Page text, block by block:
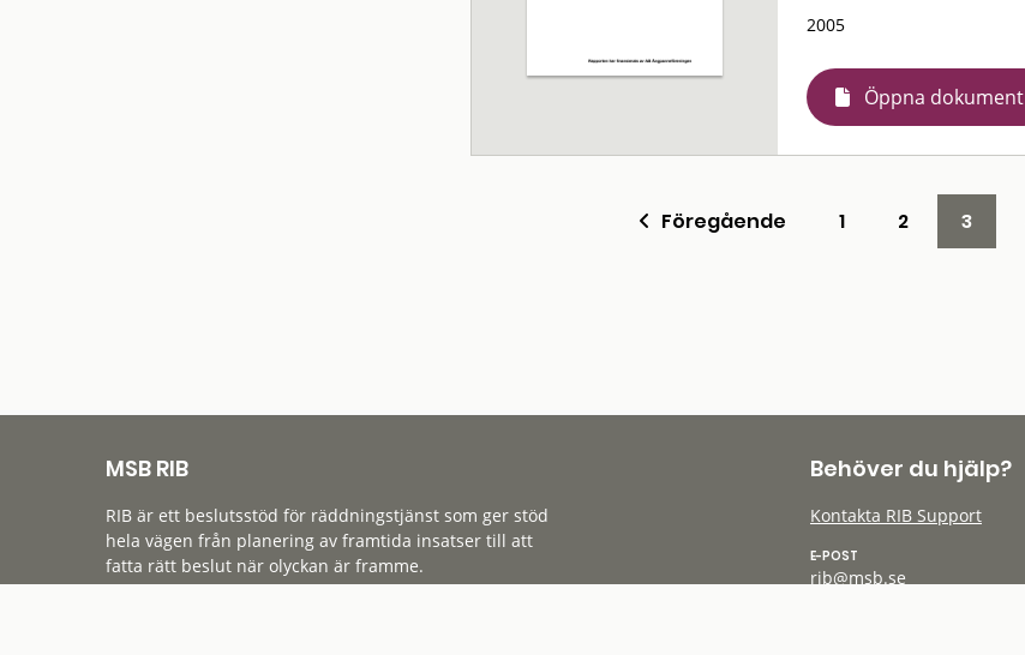
2005
Öppna dokument
Föregående 1 2 3
MSB RIB
RIB är ett beslutsstöd för räddningstjänst som ger stöd
hela vägen från planering av framtida insatser till att
fatta rätt beslut när olyckan är framme.
Behöver du hjälp?
Kontakta RIB Support
E-POST
rib@msb.se